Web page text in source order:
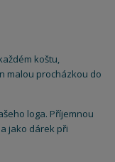
koštu,
malou procházkou do
loga. Příjemnou
jako dárek při